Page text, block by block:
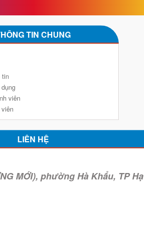
TIN CHUNG
tin
viên
LIÊN HỆ
MỚI), phường Hà Khẩu, TP